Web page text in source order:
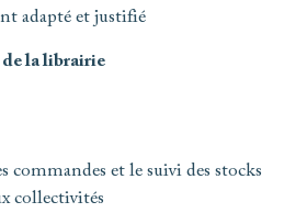
adapté et justifié
la librairie
commandes et le suivi des stocks
collectivités